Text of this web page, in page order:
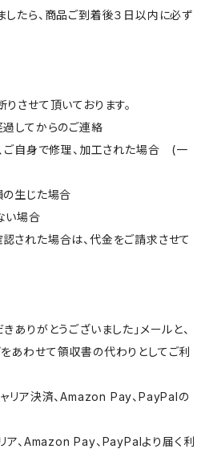
したら、商品ご到着後３日以内に必ず
させて頂いております。
してからのご連絡
、ご自身で修理、加工された場合 (一
の生じた場合
い場合
された場合は、代金をご請求させて
ありがとうございました」メールと、
あわせて領収書の代わりとしてご利
リア決済、Amazon Pay、PayPalの
ア、Amazon Pay、PayPalより届く利